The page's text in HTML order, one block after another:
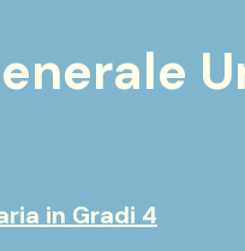
in Gradi 4